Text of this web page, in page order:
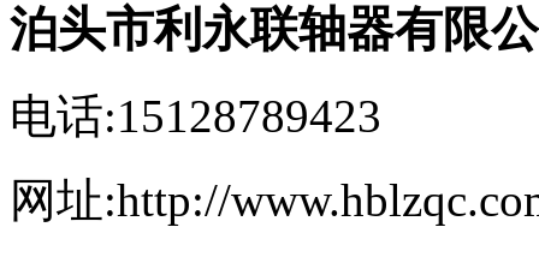
泊头市利永联轴器有限
电话:15128789423
网址:http://